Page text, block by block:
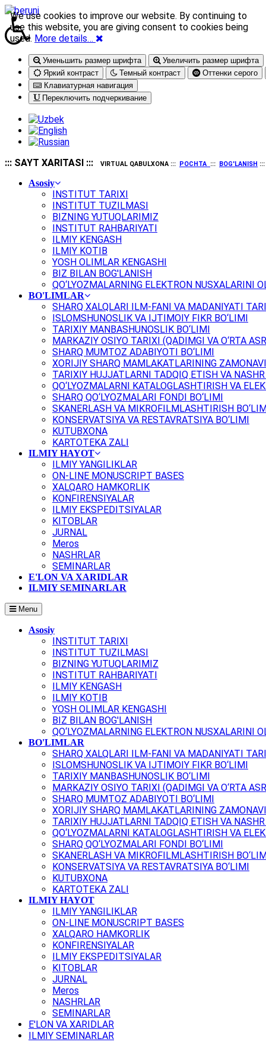
Уменьшить размер шрифта
Увеличить размер шрифта
Яркий контраст
Темный контраст
Оттенки серого
Клавиатурная навигация
Переключить подчеркивание
::: SAYT XARITASI ::: VIRTUAL QABULXONA ::: POCHTA ::: BOG'LANISH
Asosiy
INSTITUT TARIXI
INSTITUT TUZILMASI
BIZNING YUTUQLARIMIZ
INSTITUT RAHBARIYATI
ILMIY KENGASH
ILMIY KOTIB
YOSH OLIMLAR KENGASHI
BIZ BILAN BOG'LANISH
QO‘LYOZMALARNING ELEKTRON NUSXALARINI
BO'LIMLAR
SHARQ XALQLARI ILM-FANI VA MADANIYATI
ISLOMSHUNOSLIK VA IJTIMOIY FIKR BO‘LIMI
TARIXIY MANBASHUNOSLIK BO‘LIMI
MARKAZIY OSIYO TARIXI (QADIMGI VA O‘RTA
SHARQ MUMTOZ ADABIYOTI BO‘LIMI
XORIJIY SHARQ MAMLAKATLARINING
TARIXIY HUJJATLARNI TADQIQ ETISH VA
QO‘LYOZMALARNI KATALOGLASHTIRISH VA
SHARQ QO‘LYOZMALARI FONDI BO‘LIMI
SKANERLASH VA MIKROFILMLASHTIRISH
KONSERVATSIYA VA RESTAVRATSIYA BO‘LIMI
KUTUBXONA
KARTOTEKA ZALI
ILMIY HAYOT
ILMIY YANGILIKLAR
ON-LINE MONUSCRIPT BASES
XALQARO HAMKORLIK
KONFIRENSIYALAR
ILMIY EKSPEDITSIYALAR
KITOBLAR
JURNAL
Meros
NASHRLAR
SEMINARLAR
E'LON VA XARIDLAR
ILMIY SEMINARLAR
Menu
Asosiy
INSTITUT TARIXI
INSTITUT TUZILMASI
BIZNING YUTUQLARIMIZ
INSTITUT RAHBARIYATI
ILMIY KENGASH
ILMIY KOTIB
YOSH OLIMLAR KENGASHI
BIZ BILAN BOG'LANISH
QO‘LYOZMALARNING ELEKTRON NUSXALARINI
BO'LIMLAR
SHARQ XALQLARI ILM-FANI VA MADANIYATI
ISLOMSHUNOSLIK VA IJTIMOIY FIKR BO‘LIMI
TARIXIY MANBASHUNOSLIK BO‘LIMI
MARKAZIY OSIYO TARIXI (QADIMGI VA O‘RTA
SHARQ MUMTOZ ADABIYOTI BO‘LIMI
XORIJIY SHARQ MAMLAKATLARINING
TARIXIY HUJJATLARNI TADQIQ ETISH VA
QO‘LYOZMALARNI KATALOGLASHTIRISH VA
SHARQ QO‘LYOZMALARI FONDI BO‘LIMI
SKANERLASH VA MIKROFILMLASHTIRISH
KONSERVATSIYA VA RESTAVRATSIYA BO‘LIMI
KUTUBXONA
KARTOTEKA ZALI
ILMIY HAYOT
ILMIY YANGILIKLAR
ON-LINE MONUSCRIPT BASES
XALQARO HAMKORLIK
KONFIRENSIYALAR
ILMIY EKSPEDITSIYALAR
KITOBLAR
JURNAL
Meros
NASHRLAR
SEMINARLAR
E'LON VA XARIDLAR
ILMIY SEMINARLAR
We use cookies to improve our website. By continuing to
use this website, you are giving consent to cookies being
used. More details…